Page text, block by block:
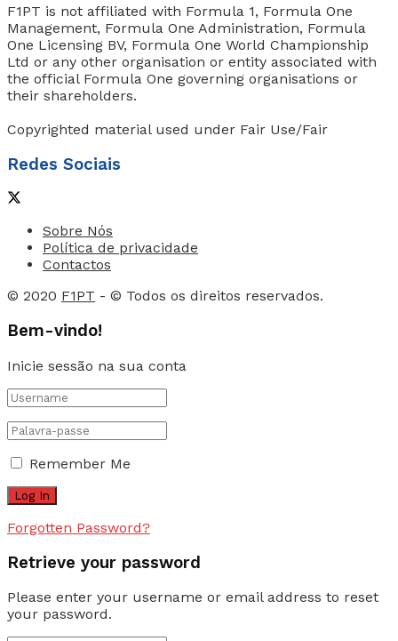
F1PT is not affiliated with Formula 1, Formula One
Management, Formula One Administration, Formula
One Licensing BV, Formula One World Championship
Ltd or any other organisation or entity associated with
the official Formula One governing organisations or
their shareholders.
Copyrighted material used under Fair Use/Fair
Redes Sociais
Sobre Nós
Política de privacidade
Contactos
© 2020 F1PT - © Todos os direitos reservados.
Bem-vindo!
Inicie sessão na sua conta
Remember Me
Forgotten Password?
Retrieve your password
Please enter your username or email address to reset
your password.